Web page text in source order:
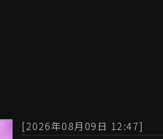
[2026年08月09日 12:47]